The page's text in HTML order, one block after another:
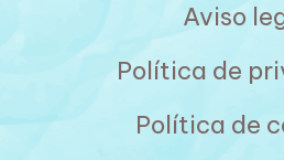
Aviso
Política de
Política de